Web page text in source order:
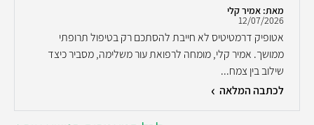
מאת: אמיר קלי
12/07/2026
אטופיק דרמטיטיס לא חייבת להסתכם רק בטיפול תרופתי
ממושך. אמיר קלי, מומחה לרפואת עור משלימה, מסביר כיצד
שילוב בין צמח...
לכתבה המלאה